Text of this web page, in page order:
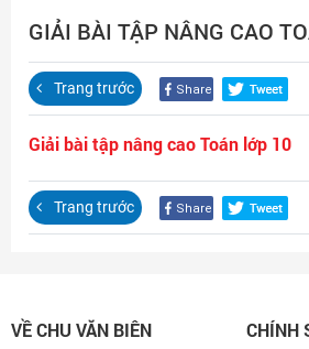
Liên hệ
Đăng nhập
GIẢI BÀI TẬP NÂNG CAO
Trang trước
Giải bài tập nâng cao Toán lớp 10
Trang trước
VỀ CHU VĂN BIÊN CHÍNH